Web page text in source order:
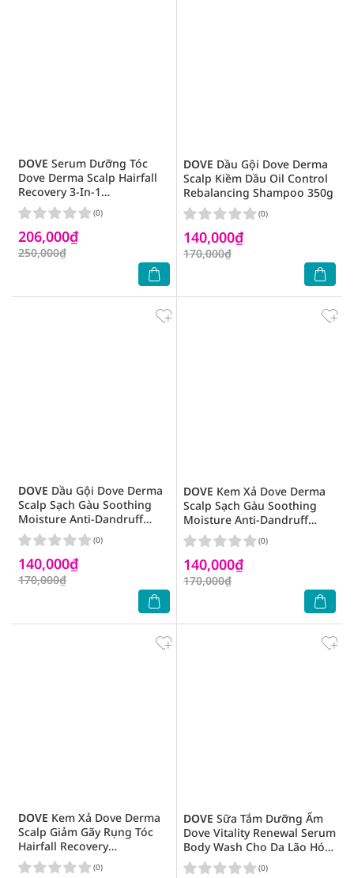
DOVE Serum Dưỡng Tóc
Dove Derma Scalp Hairfall
Recovery 3-In-1
Strengthening Serum 45ml
206,000₫
250,000₫
(0)
DOVE Dầu Gội Dove Derma
Scalp Kiềm Dầu Oil Control
Rebalancing Shampoo 350g
140,000₫
170,000₫
(0)
DOVE Dầu Gội Dove Derma
Scalp Sạch Gàu Soothing
Moisture Anti-Dandruff
Shampoo 350g
140,000₫
170,000₫
(0)
DOVE Kem Xả Dove Derma
Scalp Sạch Gàu Soothing
Moisture Anti-Dandruff
Conditioner 300g
140,000₫
170,000₫
(0)
DOVE Kem Xả Dove Derma
Scalp Giảm Gãy Rụng Tóc
Hairfall Recovery
Strengthening Conditioner
300g
(0)
DOVE Sữa Tắm Dưỡng Ẩm
Dove Vitality Renewal Serum
Body Wash Cho Da Lão Hóa
547ml
(0)